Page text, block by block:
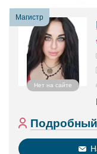
Магистр
Нет на сайте